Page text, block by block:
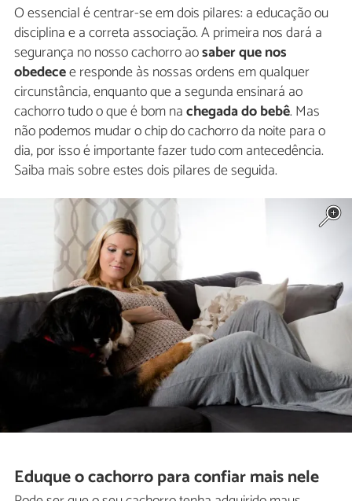
O essencial é centrar-se em dois pilares: a educação ou
disciplina e a correta associação. A primeira nos dará a
segurança no nosso cachorro aosaber que nos
obedecee responde às nossas ordens em qualquer
circunstância, enquanto que a segunda ensinará ao
cachorro tudo o que é bom nachegada do bebê. Mas
não podemos mudar o chip do cachorro da noite para o
dia, por isso é importante fazer tudo com antecedência.
Saiba mais sobre estes dois pilares de seguida.
Eduque o cachorro para confiar mais nele